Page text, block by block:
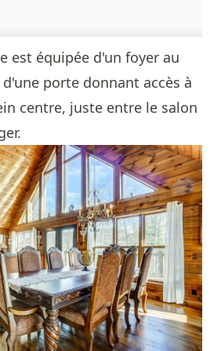
est équipée d'un foyer au
porte donnant accès à
centre, juste entre le salon